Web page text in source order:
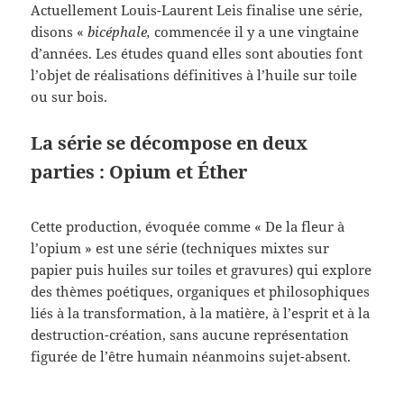
Actuellement Louis-Laurent Leis finalise une série,
disons «bicéphale, commencée il y a une vingtaine
d’années. Les études quand elles sont abouties font
l’objet de réalisations définitives à l’huile sur toile
ou sur bois.
La série se décompose en deux
parties : Opium et Éther
Cette production, évoquée comme « De la fleur à
l’opium » est une série (techniques mixtes sur
papier puis huiles sur toiles et gravures) qui explore
des thèmes poétiques, organiques et philosophiques
liés à la transformation, à la matière, à l’esprit et à la
destruction-création, sans aucune représentation
figurée de l’être humain néanmoins sujet-absent.